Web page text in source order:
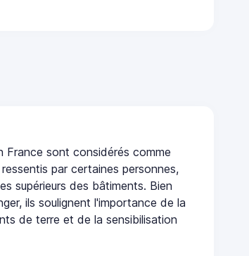
France sont considérés comme
par certaines personnes,
supérieurs des bâtiments. Bien
ils soulignent l'importance de la
de terre et de la sensibilisation